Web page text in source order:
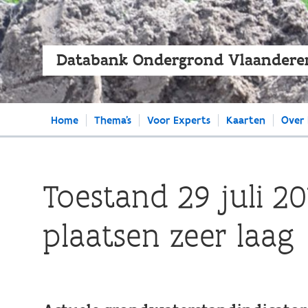
Databank Ondergrond
Home Thema's Voor Experts Kaarten Over
Toestand 29 juli
plaatsen zeer laag